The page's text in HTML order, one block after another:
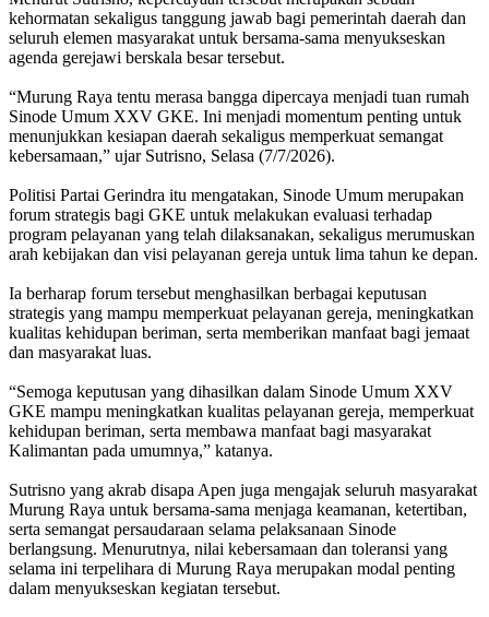
kehormatan sekaligus tanggung jawab bagi pemerintah daerah dan
seluruh elemen masyarakat untuk bersama-sama menyukseskan
agenda gerejawi berskala besar tersebut.
“Murung Raya tentu merasa bangga dipercaya menjadi tuan rumah
Sinode Umum XXV GKE. Ini menjadi momentum penting untuk
menunjukkan kesiapan daerah sekaligus memperkuat semangat
kebersamaan,” ujar Sutrisno, Selasa (7/7/2026).
Politisi Partai Gerindra itu mengatakan, Sinode Umum merupakan
forum strategis bagi GKE untuk melakukan evaluasi terhadap
program pelayanan yang telah dilaksanakan, sekaligus merumuskan
arah kebijakan dan visi pelayanan gereja untuk lima tahun ke depan.
Ia berharap forum tersebut menghasilkan berbagai keputusan
strategis yang mampu memperkuat pelayanan gereja, meningkatkan
kualitas kehidupan beriman, serta memberikan manfaat bagi jemaat
dan masyarakat luas.
“Semoga keputusan yang dihasilkan dalam Sinode Umum XXV
GKE mampu meningkatkan kualitas pelayanan gereja, memperkuat
kehidupan beriman, serta membawa manfaat bagi masyarakat
Kalimantan pada umumnya,” katanya.
Sutrisno yang akrab disapa Apen juga mengajak seluruh masyarakat
Murung Raya untuk bersama-sama menjaga keamanan, ketertiban,
serta semangat persaudaraan selama pelaksanaan Sinode
berlangsung. Menurutnya, nilai kebersamaan dan toleransi yang
selama ini terpelihara di Murung Raya merupakan modal penting
dalam menyukseskan kegiatan tersebut.